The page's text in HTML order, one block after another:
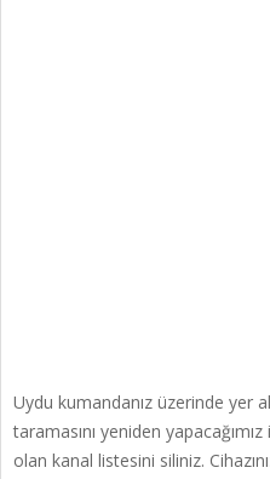
Uydu kumandanız üzerinde yer
taramasını yeniden
olan kanal listesini siliniz.